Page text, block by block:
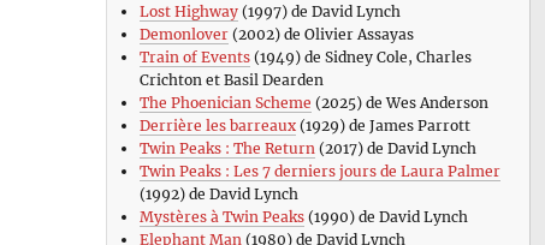
Lost Highway(1997) de David Lynch
Demonlover(2002) de Olivier Assayas
Train of Events(1949) de Sidney Cole, Charles
Crichton et Basil Dearden
The Phoenician Scheme (2025) de Wes Anderson
Derrière les barreaux(1929) de James Parrott
Twin Peaks : The Return(2017) de David Lynch
Twin Peaks : Les 7 derniers jours de Laura Palmer
(1992) de David Lynch
Mystères à Twin Peaks(1990) de David Lynch
Elephant Man(1980) de David Lynch